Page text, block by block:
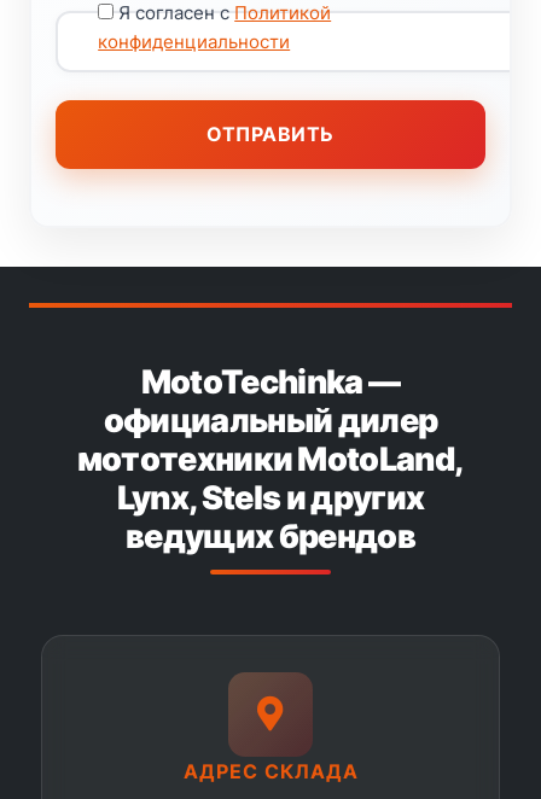
Я согласен сПолитикой
конфиденциальности
MotoTechinka —
официальный дилер
мототехники MotoLand,
Lynx, Stels и других
ведущих брендов
АДРЕС СКЛАДА